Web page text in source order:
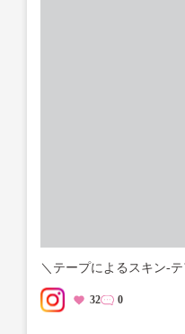
＼テープによるスキン-
32 0